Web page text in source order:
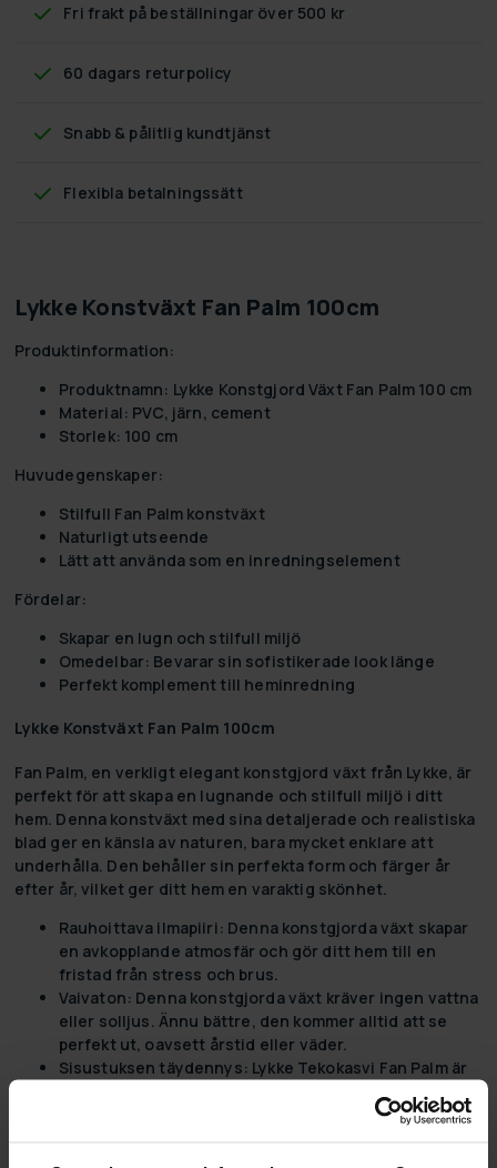
Fri frakt på beställningar över 500 kr
60 dagars returpolicy
Snabb & pålitlig kundtjänst
Flexibla betalningssätt
Lykke Konstväxt Fan Palm 100cm
Produktinformation:
Produktnamn: Lykke Konstgjord Växt Fan Palm 100 cm
Material: PVC, järn, cement
Storlek: 100 cm
Huvudegenskaper:
Stilfull Fan Palm konstväxt
Naturligt utseende
Lätt att använda som en inredningselement
Fördelar:
Skapar en lugn och stilfull miljö
Omedelbar: Bevarar sin sofistikerade look länge
Perfekt komplement till heminredning
Lykke Konstväxt Fan Palm 100cm
Fan Palm, en verkligt elegant konstgjord växt från Lykke, är
perfekt för att skapa en lugnande och stilfull miljö i ditt
hem. Denna konstväxt med sina detaljerade och realistiska
blad ger en känsla av naturen, bara mycket enklare att
underhålla. Den behåller sin perfekta form och färger år
efter år, vilket ger ditt hem en varaktig skönhet.
Rauhoittava ilmapiiri: Denna konstgjorda växt skapar
en avkopplande atmosfär och gör ditt hem till en
fristad från stress och brus.
Vaivaton: Denna konstgjorda växt kräver ingen vattna
eller solljus. Ännu bättre, den kommer alltid att se
perfekt ut, oavsett årstid eller väder.
Sisustuksen täydennys: Lykke Tekokasvi Fan Palm är
mer än bara en växt - det är en del av din inredning.
Med dess tidlösa design passar den perfekt in i alla